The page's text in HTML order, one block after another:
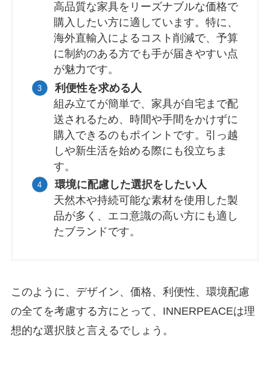
高品質な家具をリーズナブルな価格で
購入したい方に適しています。特に、
海外直輸入によるコスト削減で、予算
に制約のある方でも手が届きやすい点
が魅力です。
利便性を求める人
組み立てが簡単で、家具が自宅まで配
送されるため、時間や手間をかけずに
購入できるのもポイントです。引っ越
しや新生活を始める際にも役立ちま
す。
環境に配慮した選択をしたい人
天然木や持続可能な素材を使用した製
品が多く、エコ意識の高い方にも適し
たブランドです。
このように、デザイン、価格、利便性、環境配慮
の全てを考慮する方にとって、INNERPEACEは理
想的な選択肢と言えるでしょう。